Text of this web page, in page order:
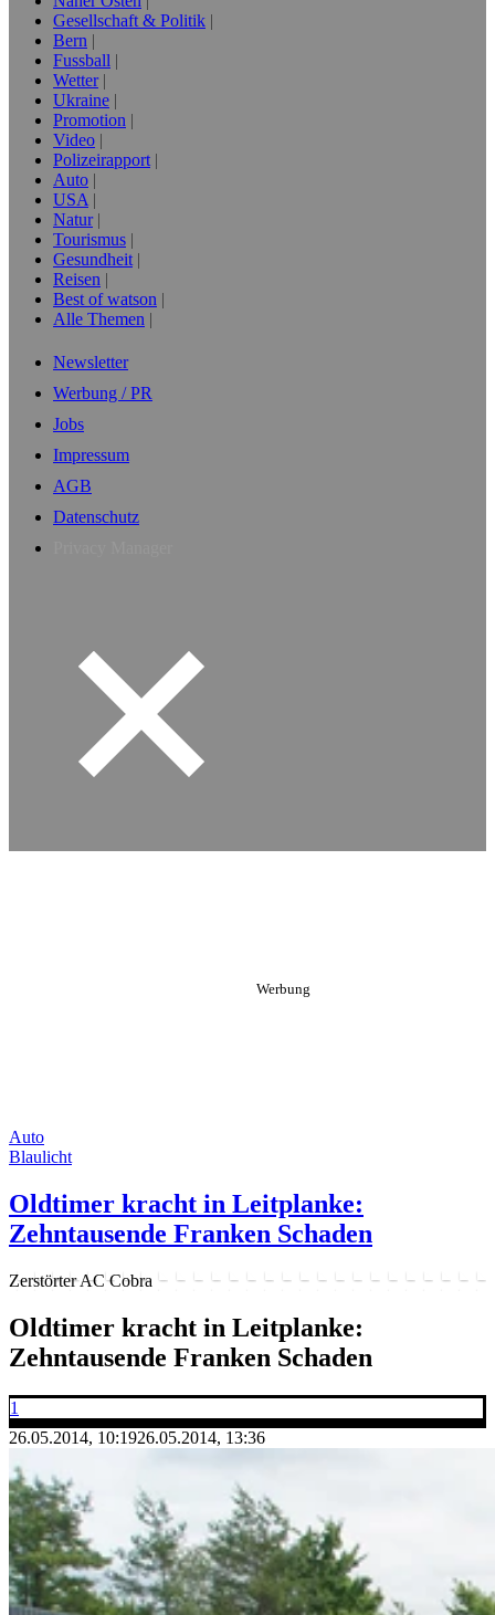
Gesellschaft & Politik
Bern
Fussball
Wetter
Ukraine
Promotion
Video
Polizeirapport
Auto
USA
Natur
Tourismus
Gesundheit
Reisen
Best of watson
Alle Themen
Newsletter
Werbung / PR
Jobs
Impressum
AGB
Datenschutz
Auto
Blaulicht
Oldtimer kracht in Leitplanke:
Zehntausende Franken Schaden
Zerstörter AC Cobra
Oldtimer kracht in Leitplanke:
Zehntausende Franken Schaden
1
26.05.2014, 10:1926.05.2014, 13:36